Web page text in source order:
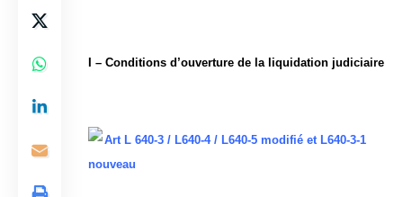
I – Conditions d’ouverture de la liquidation judiciaire
Art L 640-3 / L640-4 / L640-5 modifié et L640-3-1
nouveau